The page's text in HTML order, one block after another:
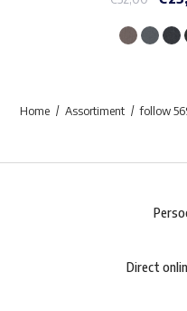
Waar ben je naar op
Home Assortiment follow
Direct